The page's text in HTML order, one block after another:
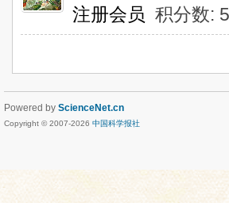
注册会员 积分数:
Powered by ScienceNet.cn
Copyright © 2007-2026 中国科学报社